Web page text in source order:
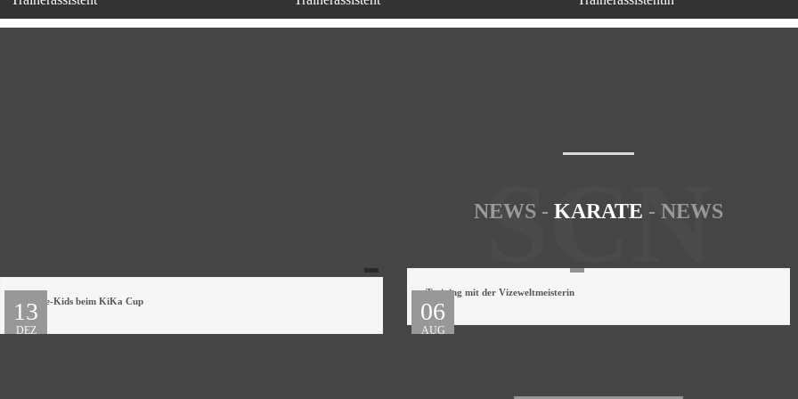
SCN
NEWS - KARATE - NEWS
13
DEZ
Karate-Kids beim KiKa Cup 06
AUG
Training mit der Vizeweltmeisterin